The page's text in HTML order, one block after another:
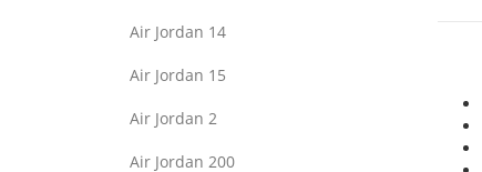
Air Jordan 14
Air Jordan 15
Air Jordan 2
Air Jordan 200